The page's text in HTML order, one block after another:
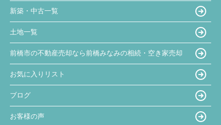
新築・中古一覧
土地一覧
前橋市の不動産売却なら前橋みなみの相続・空き家売却
お気に入りリスト
ブログ
お客様の声